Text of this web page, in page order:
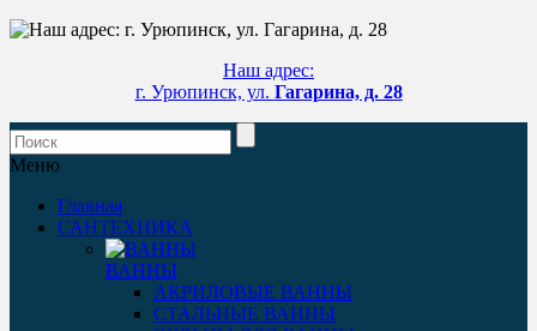
Наш адрес:
г. Урюпинск, ул. Гагарина, д. 28
Меню
Главная
САНТЕХНИКА
ВАННЫ
АКРИЛОВЫЕ ВАННЫ
СТАЛЬНЫЕ ВАННЫ